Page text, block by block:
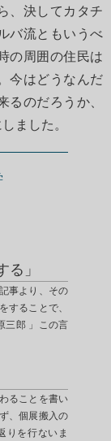
、決してカタチ
バ流ともいうべ
の周囲の住民は
今はどうなんだ
のだろうか、
ました。
」
事より、その
することで、
三郎 」この言
ることを書い
、個展搬入の
りを行ないま